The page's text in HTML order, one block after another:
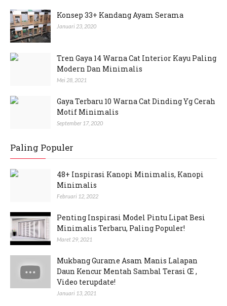
Konsep 33+ Kandang Ayam Serama
Januari 23, 2020
Tren Gaya 14 Warna Cat Interior Kayu Paling
Modern Dan Minimalis
Mei 28, 2021
Gaya Terbaru 10 Warna Cat Dinding Yg Cerah
Motif Minimalis
September 17, 2020
Paling Populer
48+ Inspirasi Kanopi Minimalis, Kanopi
Minimalis
Februari 12, 2022
Penting Inspirasi Model Pintu Lipat Besi
Minimalis Terbaru, Paling Populer!
Maret 29, 2021
Mukbang Gurame Asam Manis Lalapan
Daun Kencur Mentah Sambal Terasi Œ ,
Video terupdate!
Januari 13, 2021